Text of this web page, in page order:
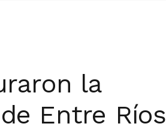
la
Entre Ríos